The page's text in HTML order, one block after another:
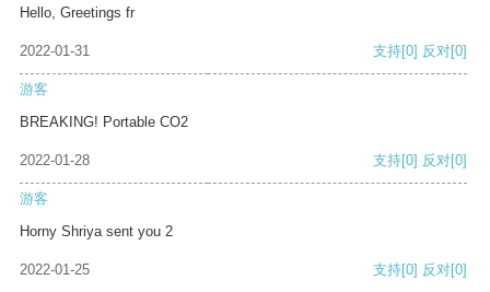
Hello, Greetings fr
2022-01-31 支持[0] 反对[0]
游客
BREAKING! Portable CO2
2022-01-28 支持[0] 反对[0]
游客
Horny Shriya sent you 2
2022-01-25 支持[0] 反对[0]